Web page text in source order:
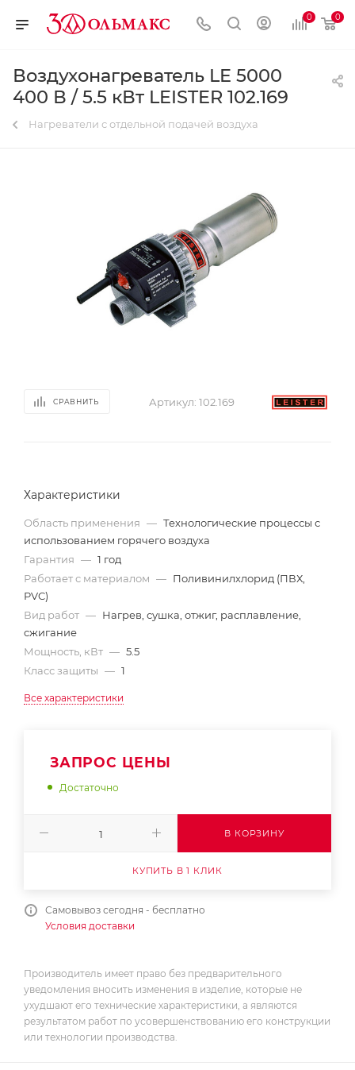
0 0
Воздухонагреватель LE 5000
400 В / 5.5 кВт LEISTER 102.169
Нагреватели с отдельной подачей воздуха
СРАВНИТЬ Артикул: 102.169
Характеристики
Область применения — Технологические процессы с
использованием горячего воздуха
Гарантия — 1 год
Работает с материалом — Поливинилхлорид (ПВХ,
PVC)
Вид работ — Нагрев, сушка, отжиг, расплавление,
сжигание
Мощность, кВт — 5.5
Класс защиты — 1
Все характеристики
ЗАПРОС ЦЕНЫ
Достаточно
В КОРЗИНУ
КУПИТЬ В 1 КЛИК
Самовывоз сегодня - бесплатно
Условия доставки
Производитель имеет право без предварительного
уведомления вносить изменения в изделие, которые не
ухудшают его технические характеристики, а являются
результатом работ по усовершенствованию его конструкции
или технологии производства.